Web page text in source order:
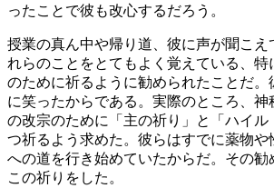
ったことで彼も改心するだろう。
授業の真ん中や帰り道、彼に声が聞こえ
れらのことをとてもよく覚えている、特
のために祈るように勧められたことだ。
に笑ったからである。実際のところ、神
の改宗のために「主の祈り」と「ハイル
つ祈るよう求めた。彼らはすでに薬物や
への道を行き始めていたからだ。その勧
この祈りをした。